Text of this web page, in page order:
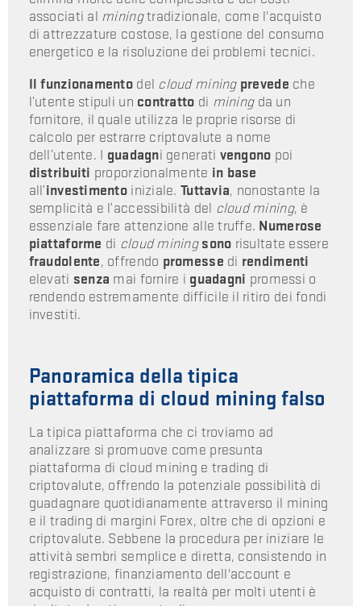
associati al miningtradizionale, come l'acquisto
di attrezzature costose, la gestione del consumo
energetico e la risoluzione dei problemi tecnici.
Il funzionamento del cloud mining prevede che
l’utente stipuli un contratto di miningda un
fornitore, il quale utilizza le proprie risorse di
calcolo per estrarre criptovalute a nome
dell’utente. I guadagni generati vengono poi
distribuiti proporzionalmente in base
all’investimento iniziale. Tuttavia, nonostante la
semplicità e l’accessibilità del cloud mining, è
essenziale fare attenzione alle truffe. Numerose
piattaforme di cloud mining sono risultate essere
fraudolente, offrendo promesse di rendimenti
elevati senza mai fornire i guadagni promessi o
rendendo estremamente difficile il ritiro dei fondi
investiti.
Panoramica della tipica
piattaforma di cloud mining falso
La tipica piattaforma che ci troviamo ad
analizzare si promuove come presunta
piattaforma di cloud mining e trading di
criptovalute, offrendo la potenziale possibilità di
guadagnare quotidianamente attraverso il mining
e il trading di margini Forex, oltre che di opzioni e
criptovalute. Sebbene la procedura per iniziare le
attività sembri semplice e diretta, consistendo in
registrazione, finanziamento dell'account e
acquisto di contratti, la realtà per molti utenti è